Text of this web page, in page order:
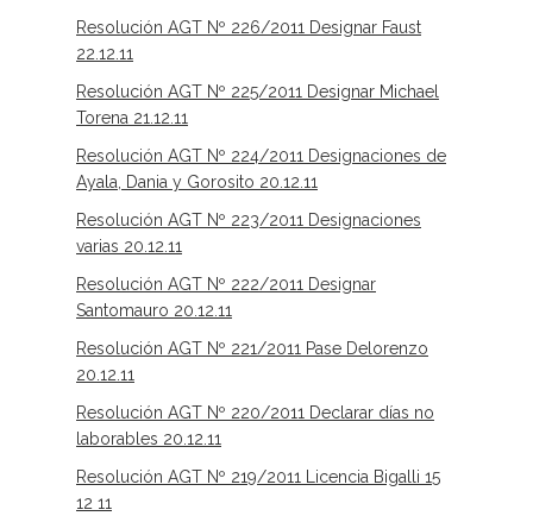
Resolución AGT Nº 226/2011 Designar Faust
22.12.11
Resolución AGT Nº 225/2011 Designar Michael
Torena 21.12.11
Resolución AGT Nº 224/2011 Designaciones de
Ayala, Dania y Gorosito 20.12.11
Resolución AGT Nº 223/2011 Designaciones
varias 20.12.11
Resolución AGT Nº 222/2011 Designar
Santomauro 20.12.11
Resolución AGT Nº 221/2011 Pase Delorenzo
20.12.11
Resolución AGT Nº 220/2011 Declarar días no
laborables 20.12.11
Resolución AGT Nº 219/2011 Licencia Bigalli 15
12 11